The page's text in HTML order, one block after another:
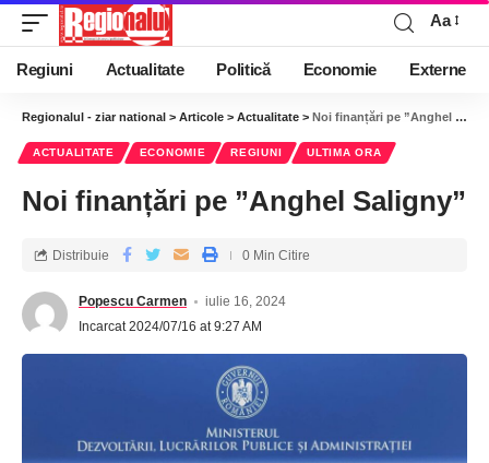
Aa
Regiuni Actualitate Politică Economie Externe
Regionalul - ziar national > Articole > Actualitate > Noi finanțări pe ”Anghel Saligny”
ACTUALITATE ECONOMIE REGIUNI ULTIMA ORA
Noi finanțări pe ”Anghel Saligny”
Popescu Carmen
iulie 16, 2024
Incarcat 2024/07/16 at 9:27 AM
Distribuie 0 Min Citire